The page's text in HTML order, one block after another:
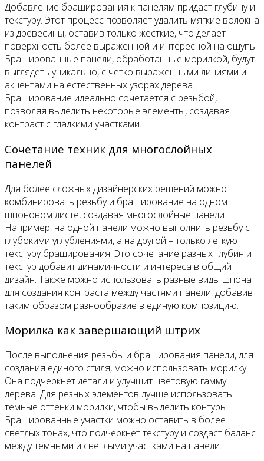
Добавление браширования к панелям придаст глубину и
текстуру. Этот процесс позволяет удалить мягкие волокна
из древесины, оставив только жесткие, что делает
поверхность более выраженной и интересной на ощупь.
Брашированные панели, обработанные морилкой, будут
выглядеть уникально, с четко выраженными линиями и
акцентами на естественных узорах дерева.
Браширование идеально сочетается с резьбой,
позволяя выделить некоторые элементы, создавая
контраст с гладкими участками.
Сочетание техник для многослойных
панелей
Для более сложных дизайнерских решений можно
комбинировать резьбу и браширование на одном
шпоновом листе, создавая многослойные панели.
Например, на одной панели можно выполнить резьбу с
глубокими углублениями, а на другой – только легкую
текстуру браширования. Это сочетание разных глубин и
текстур добавит динамичности и интереса в общий
дизайн. Также можно использовать разные виды шпона
для создания контраста между частями панели, добавив
таким образом разнообразие в единую композицию.
Морилка как завершающий штрих
После выполнения резьбы и браширования панели, для
создания единого стиля, можно использовать морилку.
Она подчеркнет детали и улучшит цветовую гамму
дерева. Для резных элементов лучше использовать
темные оттенки морилки, чтобы выделить контуры.
Брашированные участки можно оставить в более
светлых тонах, что подчеркнет текстуру и создаст баланс
между темными и светлыми участками на панели.